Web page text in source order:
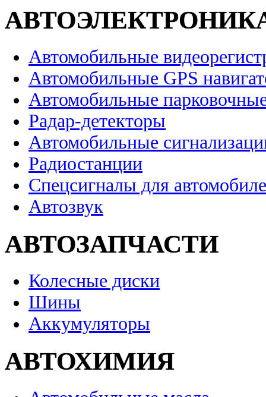
Автомобильные
Автомобильные GPS
Автомобильные
Радар-детекторы
Автомобильные
Радиостанции
Спецсигналы для
Автозвук
АВТОЗАПЧАСТИ
Колесные диски
Шины
Аккумуляторы
АВТОХИМИЯ